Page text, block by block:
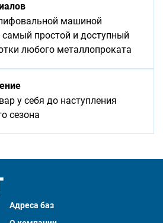
машиной
самый простой и доступный
любого металлопроката
у себя до наступления
сезона
Адреса баз